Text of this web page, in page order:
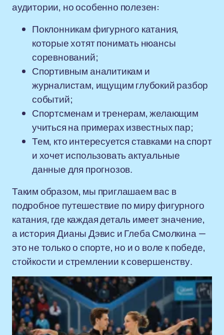
аудитории, но особенно полезен:
Поклонникам фигурного катания,
которые хотят понимать нюансы
соревнований;
Спортивным аналитикам и
журналистам, ищущим глубокий разбор
событий;
Спортсменам и тренерам, желающим
учиться на примерах известных пар;
Тем, кто интересуется ставками на спорт
и хочет использовать актуальные
данные для прогнозов.
Таким образом, мы приглашаем вас в
подробное путешествие по миру фигурного
катания, где каждая деталь имеет значение,
а история Дианы Дэвис и Глеба Смолкина —
это не только о спорте, но и о воле к победе,
стойкости и стремлении к совершенству.